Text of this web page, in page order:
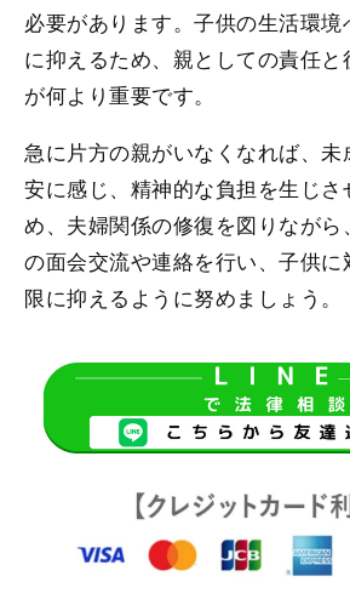
必要があります。子供の生活環境
に抑えるため、親としての責任と
が何より重要です。
急に片方の親がいなくなれば、
安に感じ、精神的な負担を生じさ
め、夫婦関係の修復を図りながら
の面会交流や連絡を行い、子供
限に抑えるように努めましょう。